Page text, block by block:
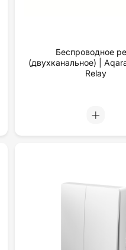
Беспроводное
(двухканальное) |
Relay